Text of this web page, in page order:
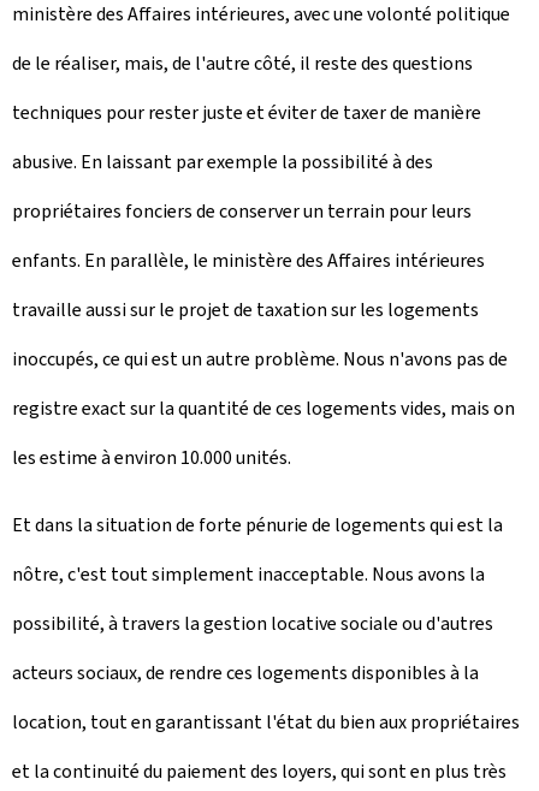
ministère des Affaires intérieures, avec une volonté politique
de le réaliser, mais, de l'autre côté, il reste des questions
techniques pour rester juste et éviter de taxer de manière
abusive. En laissant par exemple la possibilité à des
propriétaires fonciers de conserver un terrain pour leurs
enfants. En parallèle, le ministère des Affaires intérieures
travaille aussi sur le projet de taxation sur les logements
inoccupés, ce qui est un autre problème. Nous n'avons pas de
registre exact sur la quantité de ces logements vides, mais on
les estime à environ 10.000 unités.
Et dans la situation de forte pénurie de logements qui est la
nôtre, c'est tout simplement inacceptable. Nous avons la
possibilité, à travers la gestion locative sociale ou d'autres
acteurs sociaux, de rendre ces logements disponibles à la
location, tout en garantissant l'état du bien aux propriétaires
et la continuité du paiement des loyers, qui sont en plus très